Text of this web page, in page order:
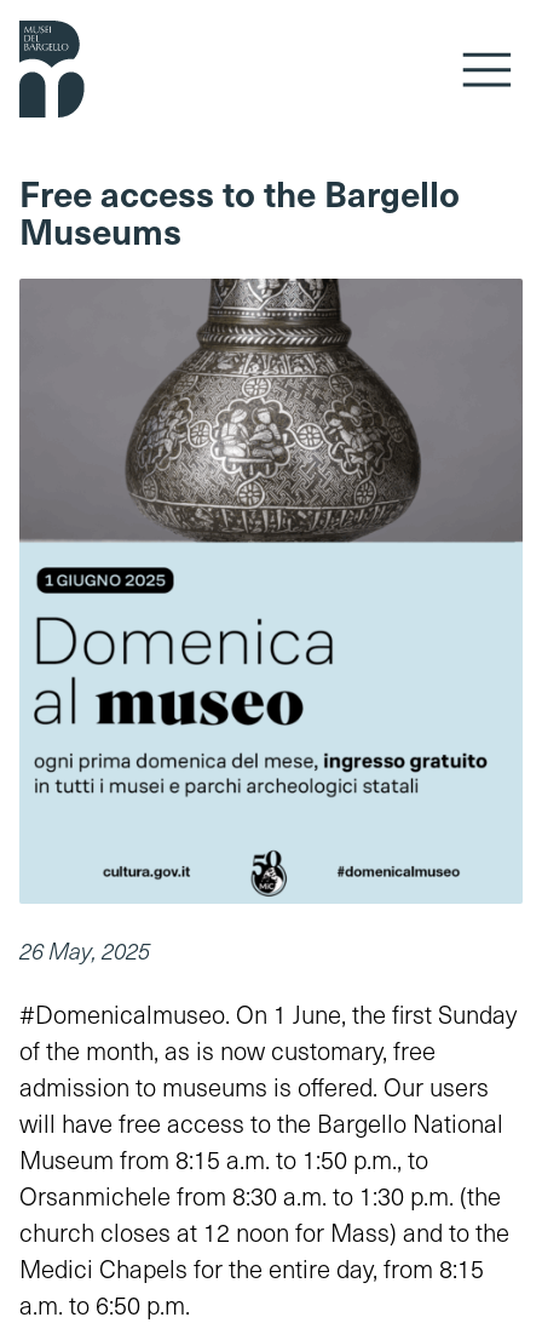
Skip to content
Free access to the Bargello
Museums
26 May, 2025
#Domenicalmuseo. On 1 June, the first Sunday
of the month, as is now customary, free
admission to museums is offered. Our users
will have free access to the Bargello National
Museum from 8:15 a.m. to 1:50 p.m., to
Orsanmichele from 8:30 a.m. to 1:30 p.m. (the
church closes at 12 noon for Mass) and to the
Medici Chapels for the entire day, from 8:15
a.m. to 6:50 p.m.